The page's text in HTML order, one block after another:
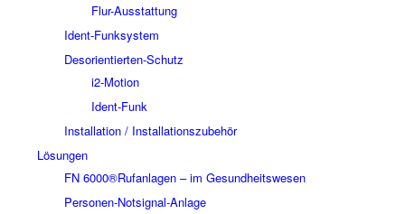
Flur-Ausstattung
Ident-Funksystem
Desorientierten-Schutz
i2-Motion
Ident-Funk
Installation / Installationszubehör
Lösungen
FN 6000®Rufanlagen – im Gesundheitswesen
Personen-Notsignal-Anlage